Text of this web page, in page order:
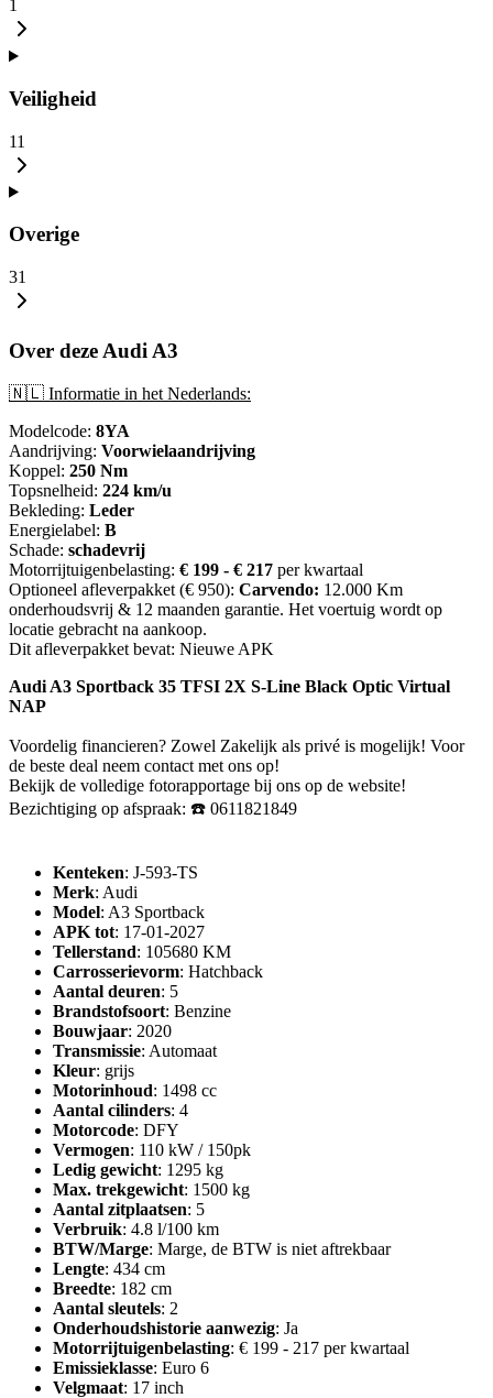
1
Veiligheid
11
Overige
31
Over deze Audi A3
🇳🇱 Informatie in het Nederlands:
Modelcode: 8YA
Aandrijving: Voorwielaandrijving
Koppel: 250 Nm
Topsnelheid: 224 km/u
Bekleding: Leder
Energielabel: B
Schade: schadevrij
Motorrijtuigenbelasting: € 199 - € 217 per kwartaal
Optioneel afleverpakket (€ 950): Carvendo: 12.000 Km
onderhoudsvrij & 12 maanden garantie. Het voertuig wordt op
locatie gebracht na aankoop.
Dit afleverpakket bevat: Nieuwe APK
Audi A3 Sportback 35 TFSI 2X S-Line Black Optic Virtual
NAP
Voordelig financieren? Zowel Zakelijk als privé is mogelijk! Voor
de beste deal neem contact met ons op!
Bekijk de volledige fotorapportage bij ons op de website!
Bezichtiging op afspraak: ☎️ 0611821849
Kenteken: J-593-TS
Merk: Audi
Model: A3 Sportback
APK tot: 17-01-2027
Tellerstand: 105680 KM
Carrosserievorm: Hatchback
Aantal deuren: 5
Brandstofsoort: Benzine
Bouwjaar: 2020
Transmissie: Automaat
Kleur: grijs
Motorinhoud: 1498 cc
Aantal cilinders: 4
Motorcode: DFY
Vermogen: 110 kW / 150pk
Ledig gewicht: 1295 kg
Max. trekgewicht: 1500 kg
Aantal zitplaatsen: 5
Verbruik: 4.8 l/100 km
BTW/Marge: Marge, de BTW is niet aftrekbaar
Lengte: 434 cm
Breedte: 182 cm
Aantal sleutels: 2
Onderhoudshistorie aanwezig: Ja
Motorrijtuigenbelasting: € 199 - 217 per kwartaal
Emissieklasse: Euro 6
Velgmaat: 17 inch